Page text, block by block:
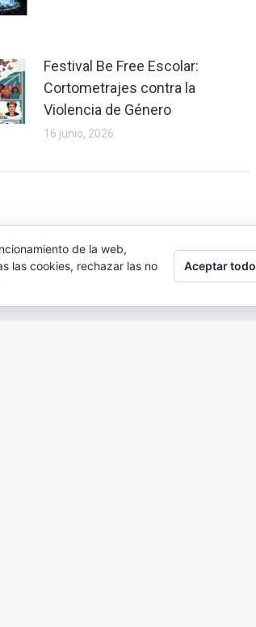
Festival Be Free Escolar:
Cortometrajes contra la
Violencia de Género
16 junio, 2026
de la web,
las cookies, rechazar las no
Aceptar todo